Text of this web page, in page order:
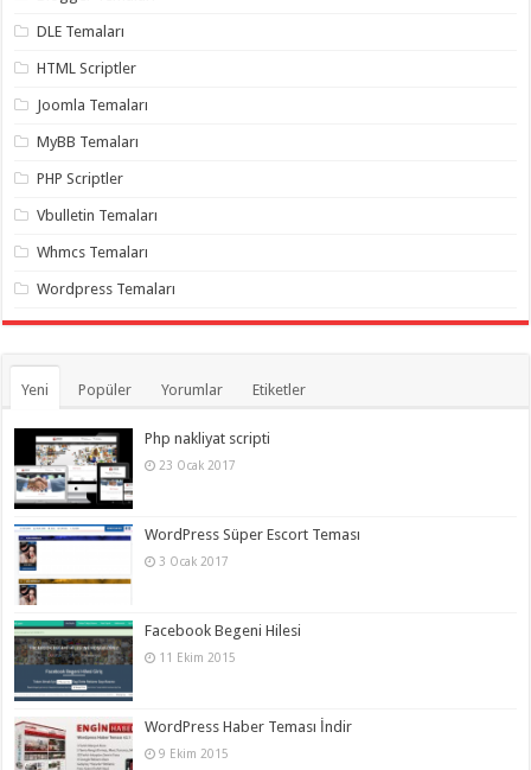
organizasyon
gaziantep
organizasyon,
gaziantep
organizasyon,
gaziantep
organizasyon ,
gaziantep
organizasyon,
palyaço,
takipçi
twitter
hilesi ,
takipçi
DLE Temaları
HTML Scriptler
Joomla Temaları
MyBB Temaları
PHP Scriptler
Vbulletin Temaları
Whmcs Temaları
Wordpress Temaları
Yeni Popüler Yorumlar Etiketler
Php nakliyat scripti
23 Ocak 2017
WordPress Süper Escort Teması
3 Ocak 2017
Facebook Begeni Hilesi
11 Ekim 2015
WordPress Haber Teması İndir
9 Ekim 2015